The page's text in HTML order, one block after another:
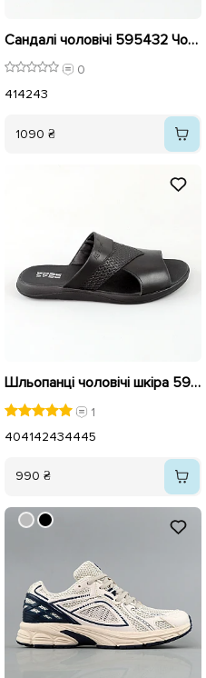
Сандалі чоловічі 595432 Чорні
0
414243
1090 ₴
Шльопанці чоловічі шкіра 594589 Чорні
1
404142434445
990 ₴